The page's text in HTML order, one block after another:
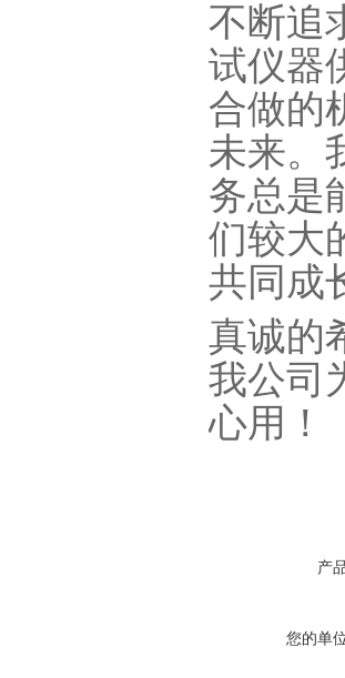
不断追
试仪器
合做的
未来。
务总是
们较大
共同成
真诚的
我公司
心用！
产
您的单